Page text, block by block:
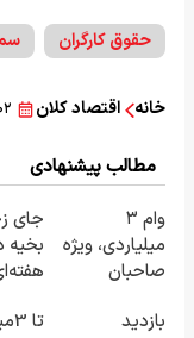
حقوق کارگران
خانه اقتصاد کلان ۰۲
مطالب پیشنهادی
وام ۳
میلیاردی، ویژه
صاحبان
آنلاین و
جای
بازدید